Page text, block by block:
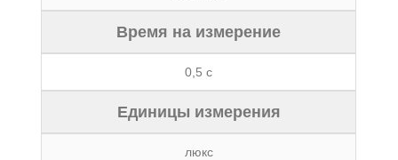
Время на измерение
0,5 с
Единицы измерения
люкс